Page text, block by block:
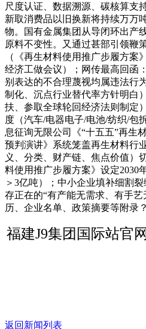
尺度认证、数据溯源、碳核算支
新取消费品以旧换新将持续万万
物。国有金属集团从导闭环出产
原料不变性。又通过甚部引领鞭
（《再生材料使用推广步履方案
经济工做会议）；网传最高回函
别表达的不合理蔑视均属违法行
制化、沉点行业替代率方针明白
扶、参取全球轮回经济法则制定
度（汽车/电器电子/电池/纺织/包
息征询无限公司《“十五五”再生
预判演讲》系统笼盖再生材料行
义、分类、财产链、焦点价值）
料使用推广步履方案》设定2030
＞3亿吨）；中小企业填补细割
存正在的“有产能无需求、有手
历、企业名单、政策摘要等附录？
福建J9集团国际站官
返回新闻列表